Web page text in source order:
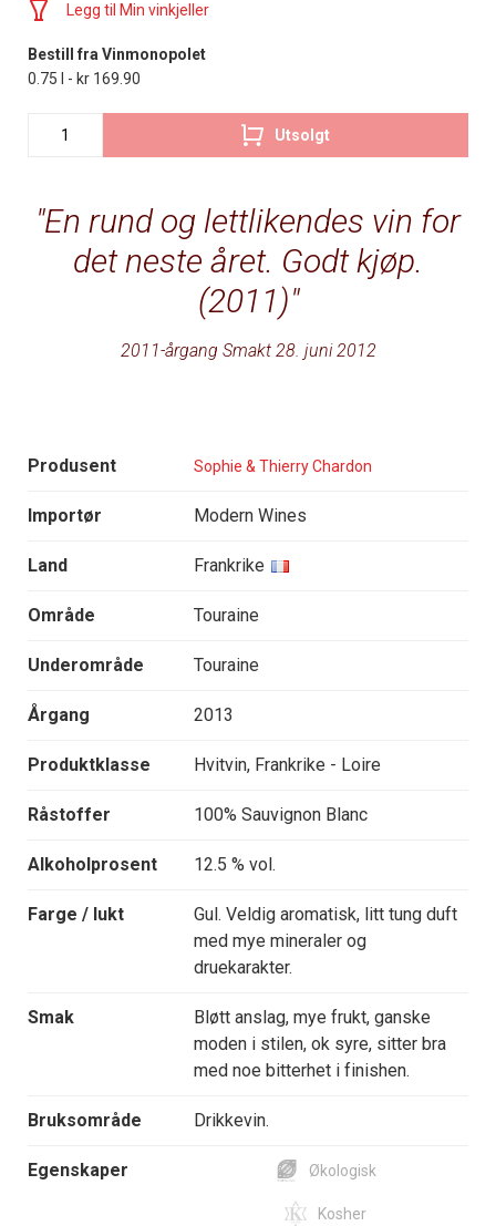
En rund og lettlikendes vin for
det neste året. Godt kjøp.
(2011)
2011-årgang Smakt 28. juni 2012
Produsent Sophie & Thierry Chardon
Importør Modern Wines
Land Frankrike
Område Touraine
Underområde Touraine
Årgang 2013
Produktklasse Hvitvin, Frankrike - Loire
Råstoffer 100% Sauvignon Blanc
Alkoholprosent 12.5 % vol.
Farge / lukt
Gul. Veldig aromatisk, litt tung duft
med mye mineraler og
druekarakter.
Smak
Bløtt anslag, mye frukt, ganske
moden i stilen, ok syre, sitter bra
med noe bitterhet i finishen.
Bruksområde Drikkevin.
Egenskaper Økologisk
Kosher
Legg til Min vinkjeller
Bestill fra Vinmonopolet
0.75 l - kr 169.90
Utsolgt